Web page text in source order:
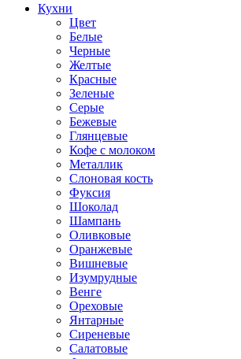
Кухни
Цвет
Белые
Черные
Желтые
Красные
Зеленые
Серые
Бежевые
Глянцевые
Кофе с молоком
Металлик
Слоновая кость
Фуксия
Шоколад
Шампань
Оливковые
Оранжевые
Вишневые
Изумрудные
Венге
Ореховые
Янтарные
Сиреневые
Салатовые